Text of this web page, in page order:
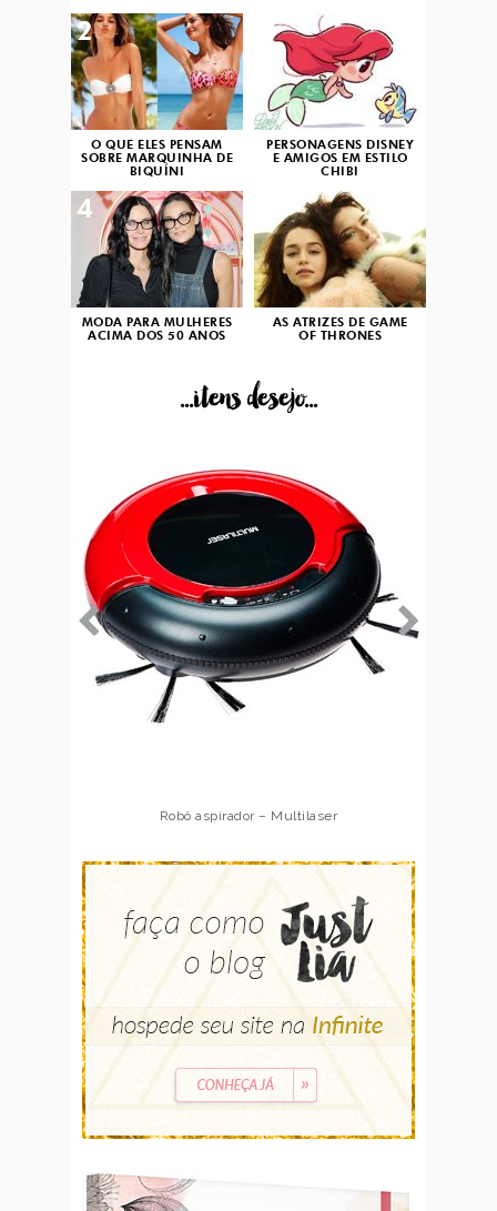
O QUE ELES PENSAM
SOBRE MARQUINHA DE
BIQUÍNI
2
PERSONAGENS DISNEY
E AMIGOS EM ESTILO
CHIBI
3
MODA PARA MULHERES
ACIMA DOS 50 ANOS
4
AS ATRIZES DE GAME
OF THRONES
...itens desejo...
Robô aspirador – Multilaser